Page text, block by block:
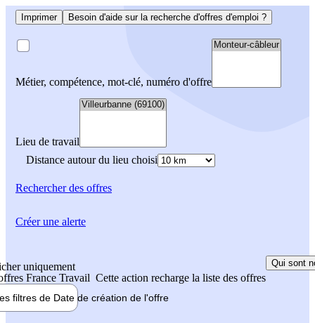
Imprimer Besoin d'aide sur la recherche d'offres d'emploi ?
Métier, compétence, mot-clé, numéro d'offre
Lieu de travail
Distance autour du lieu choisi
Rechercherdes offres
uniquement
France Travail Cette action recharge la liste des offres
Qui sont
filtres de Date de création de l'offre
Créer une alerte